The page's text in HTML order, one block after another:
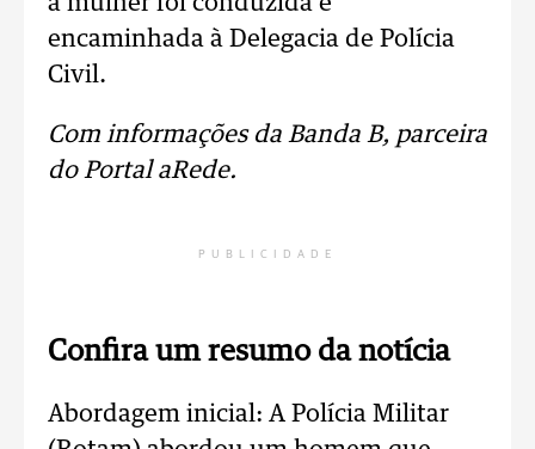
encaminhada à Delegacia de Polícia
Civil.
Com informações da Banda B, parceira
do Portal aRede.
PUBLICIDADE
Confira um resumo da notícia
Abordagem inicial: A Polícia Militar